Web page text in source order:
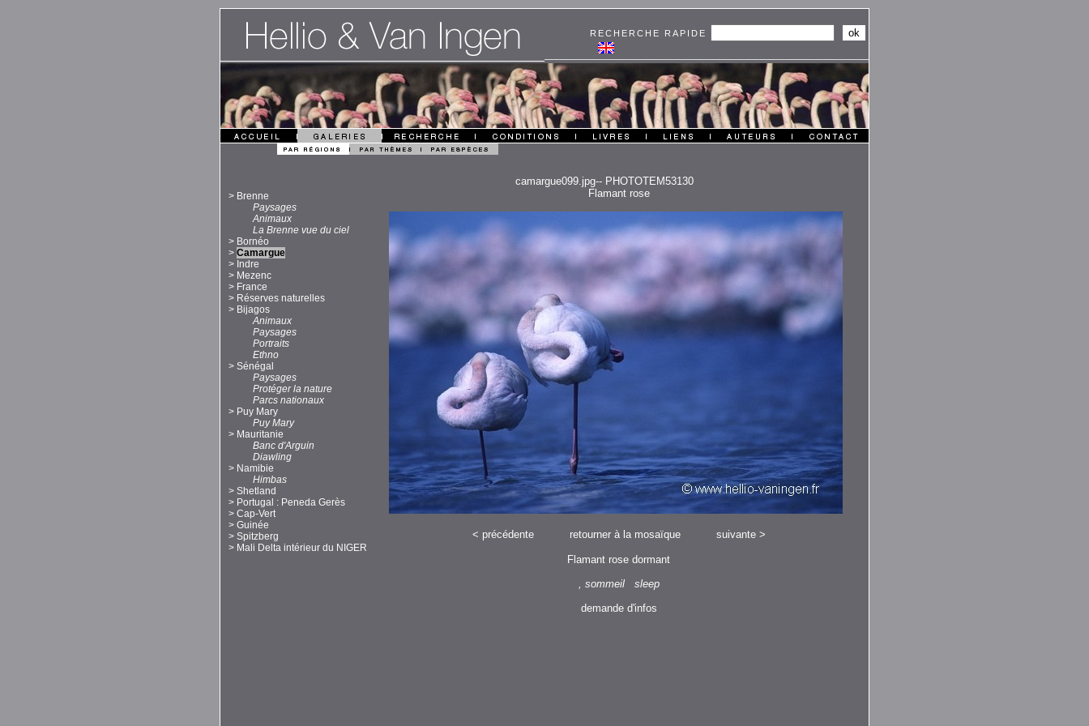
RECHERCHE RAPIDE
camargue099.jpg-- PHOTOTEM53130
> Brenne
Paysages
Animaux
La Brenne vue du ciel
> Bornéo
> Camargue
> Indre
> Mezenc
> France
> Réserves naturelles
> Bijagos
Animaux
Paysages
Portraits
Ethno
> Sénégal
Paysages
Protéger la nature
Parcs nationaux
> Puy Mary
Puy Mary
> Mauritanie
Banc d'Arguin
Diawling
> Namibie
Himbas
> Shetland
> Portugal : Peneda Gerès
> Cap-Vert
> Guinée
> Spitzberg
> Mali Delta intérieur du NIGER
Flamant rose
< précédente retourner à la mosaïque suivante>
Flamant rose dormant
, sommeil sleep
demande d'infos